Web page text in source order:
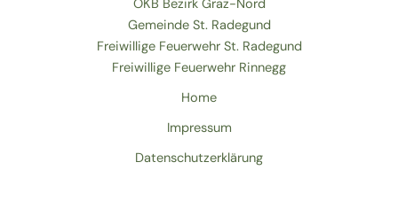
ÖKB Bezirk Graz-Nord
Gemeinde St. Radegund
Freiwillige Feuerwehr St. Radegund
Freiwillige Feuerwehr Rinnegg
Home
Impressum
Datenschutzerklärung